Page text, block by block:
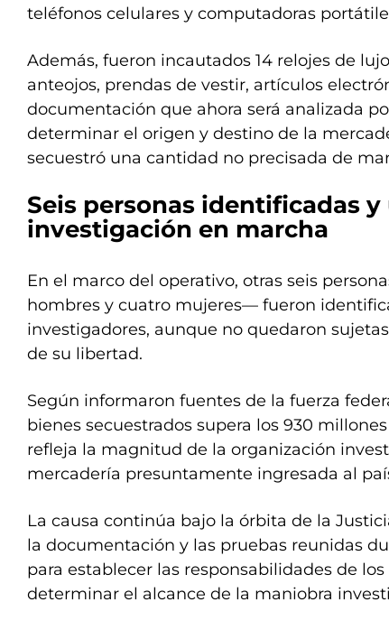
teléfonos celulares y computadoras
Además, fueron incautados 14 relojes de
anteojos, prendas de vestir, artículos
documentación que ahora será analizada
determinar el origen y destino de la
secuestró una cantidad no precisada de
Seis personas identificadas y
investigación en marcha
En el marco del operativo, otras seis
hombres y cuatro mujeres— fueron
investigadores, aunque no quedaron
de su libertad.
Según informaron fuentes de la fuerza
bienes secuestrados supera los 930
refleja la magnitud de la organización
mercadería presuntamente ingresada al
La causa continúa bajo la órbita de la
la documentación y las pruebas reunidas
para establecer las responsabilidades de
determinar el alcance de la maniobra